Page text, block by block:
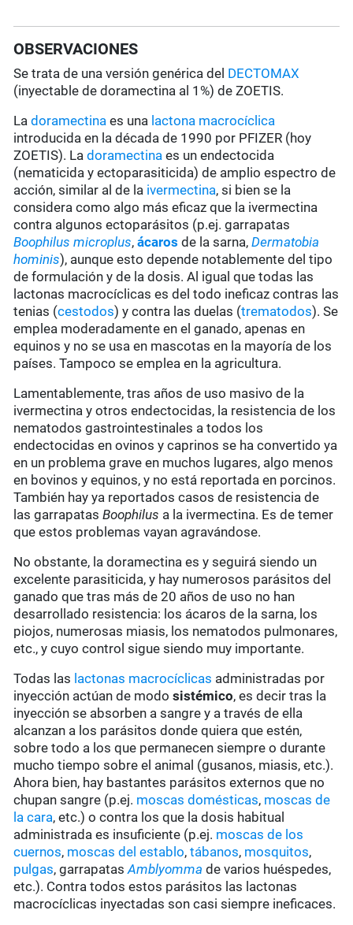
OBSERVACIONES
Se trata de una versión genérica del DECTOMAX
(inyectable de doramectina al 1%) de ZOETIS.
Ladoramectina es una lactona macrocíclica
introducida en la década de 1990 por PFIZER (hoy
ZOETIS). Ladoramectina es un endectocida
(nematicida y ectoparasiticida) de amplio espectro de
acción, similar al de la ivermectina, si bien se la
considera como algo más eficaz que la ivermectina
contra algunos ectoparásitos (p.ej. garrapatas
Boophilus microplus,ácarosde la sarna,Dermatobia
hominis), aunque esto depende notablemente del tipo
de formulación y de la dosis. Al igual que todas las
lactonas macrocíclicas es del todo ineficaz contras las
tenias (cestodos) y contra las duelas (trematodos). Se
emplea moderadamente en el ganado, apenas en
equinos y no se usa en mascotas en la mayoría de los
países. Tampoco se emplea en la agricultura.
Lamentablemente, tras años de uso masivo de la
ivermectina y otros endectocidas, la resistencia de los
nematodos gastrointestinales a todos los
endectocidas en ovinos y caprinos se ha convertido ya
en un problema grave en muchos lugares, algo menos
en bovinos y equinos, y no está reportada en porcinos.
También hay ya reportados casos de resistencia de
las garrapatasBoophilus a la ivermectina. Es de temer
que estos problemas vayan agravándose.
No obstante, la doramectina es y seguirá siendo un
excelente parasiticida, y hay numerosos parásitos del
ganado que tras más de 20 años de uso no han
desarrollado resistencia: los ácaros de la sarna, los
piojos, numerosas miasis, los nematodos pulmonares,
etc., y cuyo control sigue siendo muy importante.
Todas las lactonas macrocíclicas administradas por
inyección actúan de modosistémico, es decir tras la
inyección se absorben a sangre y a través de ella
alcanzan a los parásitos donde quiera que estén,
sobre todo a los que permanecen siempre o durante
mucho tiempo sobre el animal (gusanos, miasis, etc.).
Ahora bien, hay bastantes parásitos externos que no
chupan sangre (p.ej. moscas domésticas, moscas de
la cara, etc.) o contra los que la dosis habitual
administrada es insuficiente (p.ej. moscas de los
cuernos, moscas del establo,tábanos, mosquitos,
pulgas, garrapatasAmblyomma de varios huéspedes,
etc.). Contra todos estos parásitos las lactonas
macrocíclicas inyectadas son casi siempre ineficaces.